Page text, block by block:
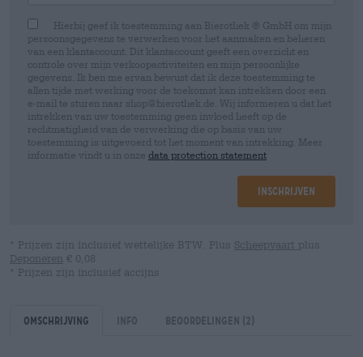
Hierbij geef ik toestemming aan Bierothek ® GmbH om mijn
persoonsgegevens te verwerken voor het aanmaken en beheren
van een klantaccount. Dit klantaccount geeft een overzicht en
controle over mijn verkoopactiviteiten en mijn persoonlijke
gegevens. Ik ben me ervan bewust dat ik deze toestemming te
allen tijde met werking voor de toekomst kan intrekken door een
e-mail te sturen naar shop@bierothek.de. Wij informeren u dat het
intrekken van uw toestemming geen invloed heeft op de
rechtmatigheid van de verwerking die op basis van uw
toestemming is uitgevoerd tot het moment van intrekking. Meer
informatie vindt u in onze data protection statement
Inschrijven
* Prijzen zijn inclusief wettelijke BTW. Plus Scheepvaart plus
Deponeren € 0,08
* Prijzen zijn inclusief accijns
Omschrijving Info Beoordelingen (2)